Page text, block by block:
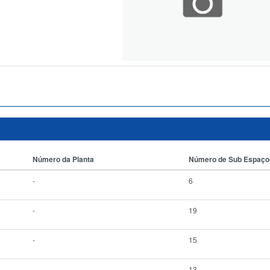
Número da Planta Número de Sub
- 6
- 19
- 15